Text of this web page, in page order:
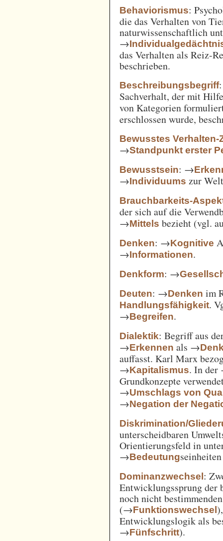
Behaviorismus:
die das Verhalten von
naturwissenschaftlich
→
das Verhalten als Reiz-
beschrieben.
Beschreibungsbegriff
Sachverhalt, der mit
von Kategorien
erschlossen wurde,
Bewusstes Verhalten-
→Standpunkt erster
Bewusstsein: →
→Individuums zur
Brauchbarkeits-
der sich auf die
→Mittels bezieht (vgl.
Denken: →Kognitive
→Informationen.
Denkform: →
Deuten: →Denken im
Handlungsfähigkeit.
→Begreifen.
Dialektik: Begriff aus
→Erkennen als →
auffasst. Karl Marx
→Kapitalismus. In
Grundkonzepte
→Umschlags von
→Negation der
Diskrimination/
unterscheidbaren
Orientierungsfeld in
→Bedeutung
Dominanzwechsel:
Entwicklungssprung der
noch nicht
(→Funktionswechsel
Entwicklungslogik als
→Fünfschritt).